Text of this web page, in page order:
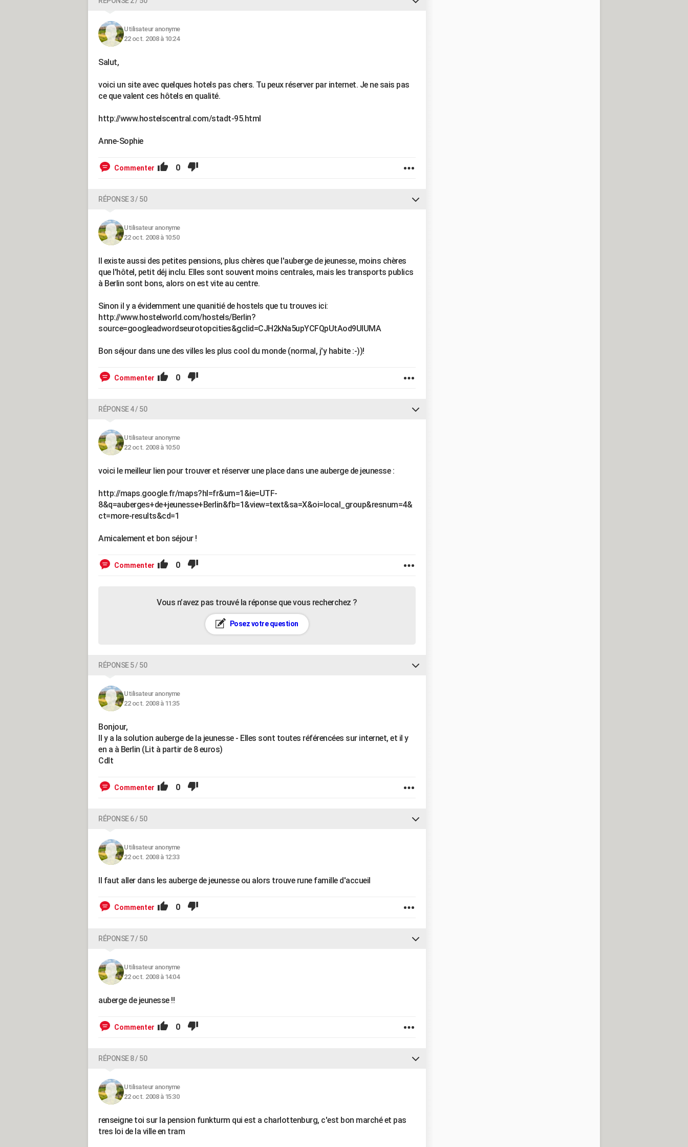
Utilisateur anonyme
22 oct. 2008 à 10:24
Salut,
voici un site avec quelques hotels pas chers. Tu peux réserver par internet. Je ne sais pas
ce que valent ces hôtels en qualité.
http://www.hostelscentral.com/stadt-95.html
Anne-Sophie
Commenter 0
RÉPONSE 3 / 50
Utilisateur anonyme
22 oct. 2008 à 10:50
Il existe aussi des petites pensions, plus chères que l'auberge de jeunesse, moins chères
que l'hôtel, petit déj inclu. Elles sont souvent moins centrales, mais les transports publics
à Berlin sont bons, alors on est vite au centre.
Sinon il y a évidemment une quanitié de hostels que tu trouves ici:
http://www.hostelworld.com/hostels/Berlin?
source=googleadwordseurotopcities&gclid=CJH2kNa5upYCFQpUtAod9UIUMA
Bon séjour dans une des villes les plus cool du monde (normal, j'y habite :-))!
Commenter 0
RÉPONSE 4 / 50
Utilisateur anonyme
22 oct. 2008 à 10:50
voici le meilleur lien pour trouver et réserver une place dans une auberge de jeunesse :
http://maps.google.fr/maps?hl=fr&um=1&ie=UTF-
8&q=auberges+de+jeunesse+Berlin&fb=1&view=text&sa=X&oi=local_group&resnum=4&
ct=more-results&cd=1
Amicalement et bon séjour !
Commenter 0
Vous n’avez pas trouvé la réponse que vous recherchez ?
Posez votre question
RÉPONSE 5 / 50
Utilisateur anonyme
22 oct. 2008 à 11:35
Bonjour,
Il y a la solution auberge de la jeunesse - Elles sont toutes référencées sur internet, et il y
en a à Berlin (Lit à partir de 8 euros)
Cdlt
Commenter 0
RÉPONSE 6 / 50
Utilisateur anonyme
22 oct. 2008 à 12:33
Il faut aller dans les auberge de jeunesse ou alors trouve rune famille d'accueil
Commenter 0
RÉPONSE 7 / 50
Utilisateur anonyme
22 oct. 2008 à 14:04
auberge de jeunesse !!
Commenter 0
RÉPONSE 8 / 50
Utilisateur anonyme
22 oct. 2008 à 15:30
renseigne toi sur la pension funkturm qui est a charlottenburg, c'est bon marché et pas
tres loi de la ville en tram